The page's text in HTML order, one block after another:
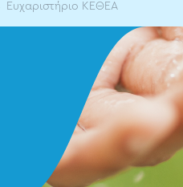
Ευχαριστήριο ΚΕΘΕΑ